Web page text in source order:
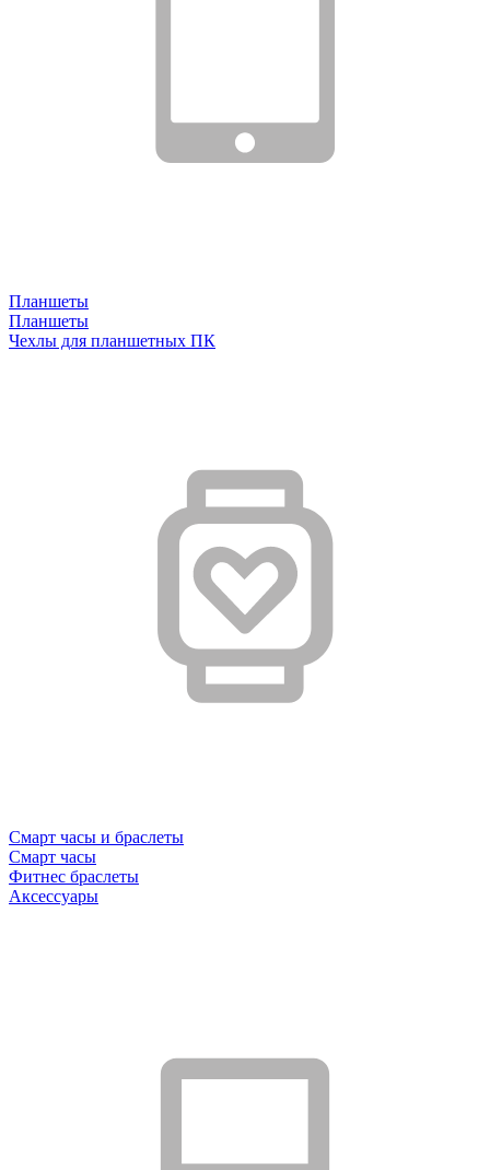
Планшеты
Планшеты
Чехлы для планшетных ПК
Смарт часы и браслеты
Смарт часы
Фитнес браслеты
Аксессуары